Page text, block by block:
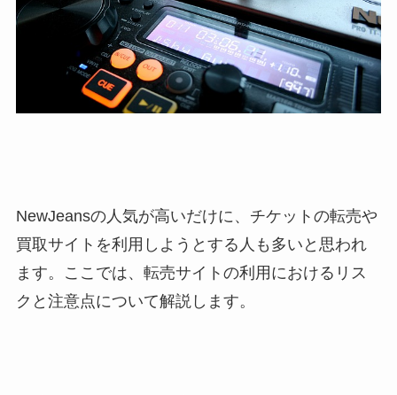
NewJeansの人気が高いだけに、チケットの転売や
買取サイトを利用しようとする人も多いと思われ
ます。ここでは、転売サイトの利用におけるリス
クと注意点について解説します。